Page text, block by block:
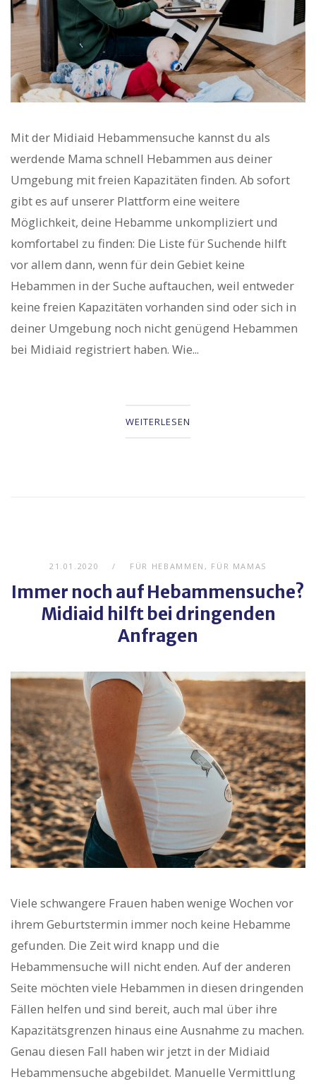
Mit der Midiaid Hebammensuche kannst du als
werdende Mama schnell Hebammen aus deiner
Umgebung mit freien Kapazitäten finden. Ab sofort
gibt es auf unserer Plattform eine weitere
Möglichkeit, deine Hebamme unkompliziert und
komfortabel zu finden: Die Liste für Suchende hilft
vor allem dann, wenn für dein Gebiet keine
Hebammen in der Suche auftauchen, weil entweder
keine freien Kapazitäten vorhanden sind oder sich in
deiner Umgebung noch nicht genügend Hebammen
bei Midiaid registriert haben. Wie...
WEITERLESEN
21.01.2020 FÜR HEBAMMEN , FÜR MAMAS
Immer noch auf Hebammensuche?
Midiaid hilft bei dringenden
Anfragen
Viele schwangere Frauen haben wenige Wochen vor
ihrem Geburtstermin immer noch keine Hebamme
gefunden. Die Zeit wird knapp und die
Hebammensuche will nicht enden. Auf der anderen
Seite möchten viele Hebammen in diesen dringenden
Fällen helfen und sind bereit, auch mal über ihre
Kapazitätsgrenzen hinaus eine Ausnahme zu machen.
Genau diesen Fall haben wir jetzt in der Midiaid
Hebammensuche abgebildet. Manuelle Vermittlung